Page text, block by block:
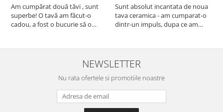
Am cumpărat două tăvi , sunt
superbe! O tavă am făcut-o
cadou, a fost o bucurie să o
este o plăcere să o folosim, are
Sunt absolut incantata de noua
tava ceramica - am cumparat-o
dintr-un impuls, dupa ce am
pete de rugina dupa spalare.
Aceasta ma va scapa de aceasta
neplacere, in plus este tare
frumoasa, o ...
NEWSLETTER
Nu rata ofertele si promotiile noastre